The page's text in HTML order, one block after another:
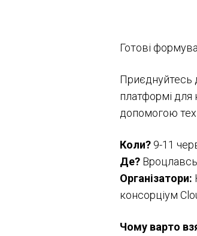
Готові
Приєднуйтесь
платформі для
допомогою
Коли? 9-11
Де?
Організатори:
консорціум
Чому варто